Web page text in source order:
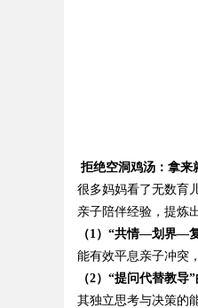
Bo
拒绝空洞鸡汤：拿来
很多妈妈看了无数育
亲子陪伴经验，提炼
（1） “共情—划界—复
能有效平息亲子冲突
（2） “提问代替教导”
其独立思考与决策的